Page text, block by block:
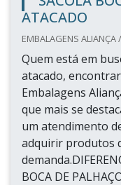
ATACADO
EMBALAGENS ALIANÇA
Quem está em
atacado,
Embalagens
que mais se
um atendimento
adquirir produtos
BOCA DE